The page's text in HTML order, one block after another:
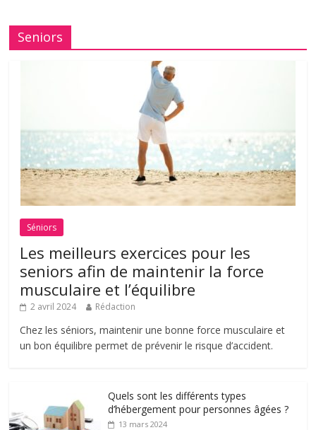
Seniors
Séniors
Les meilleurs exercices pour les
seniors afin de maintenir la force
musculaire et l’équilibre
2 avril 2024 Rédaction
Chez les séniors, maintenir une bonne force musculaire et
un bon équilibre permet de prévenir le risque d’accident.
Quels sont les différents types
d’hébergement pour personnes âgées ?
13 mars 2024